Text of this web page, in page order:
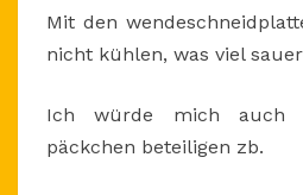
Mit den
nicht kühlen, was viel
Ich würde mich auch
päckchen beteiligen zb.